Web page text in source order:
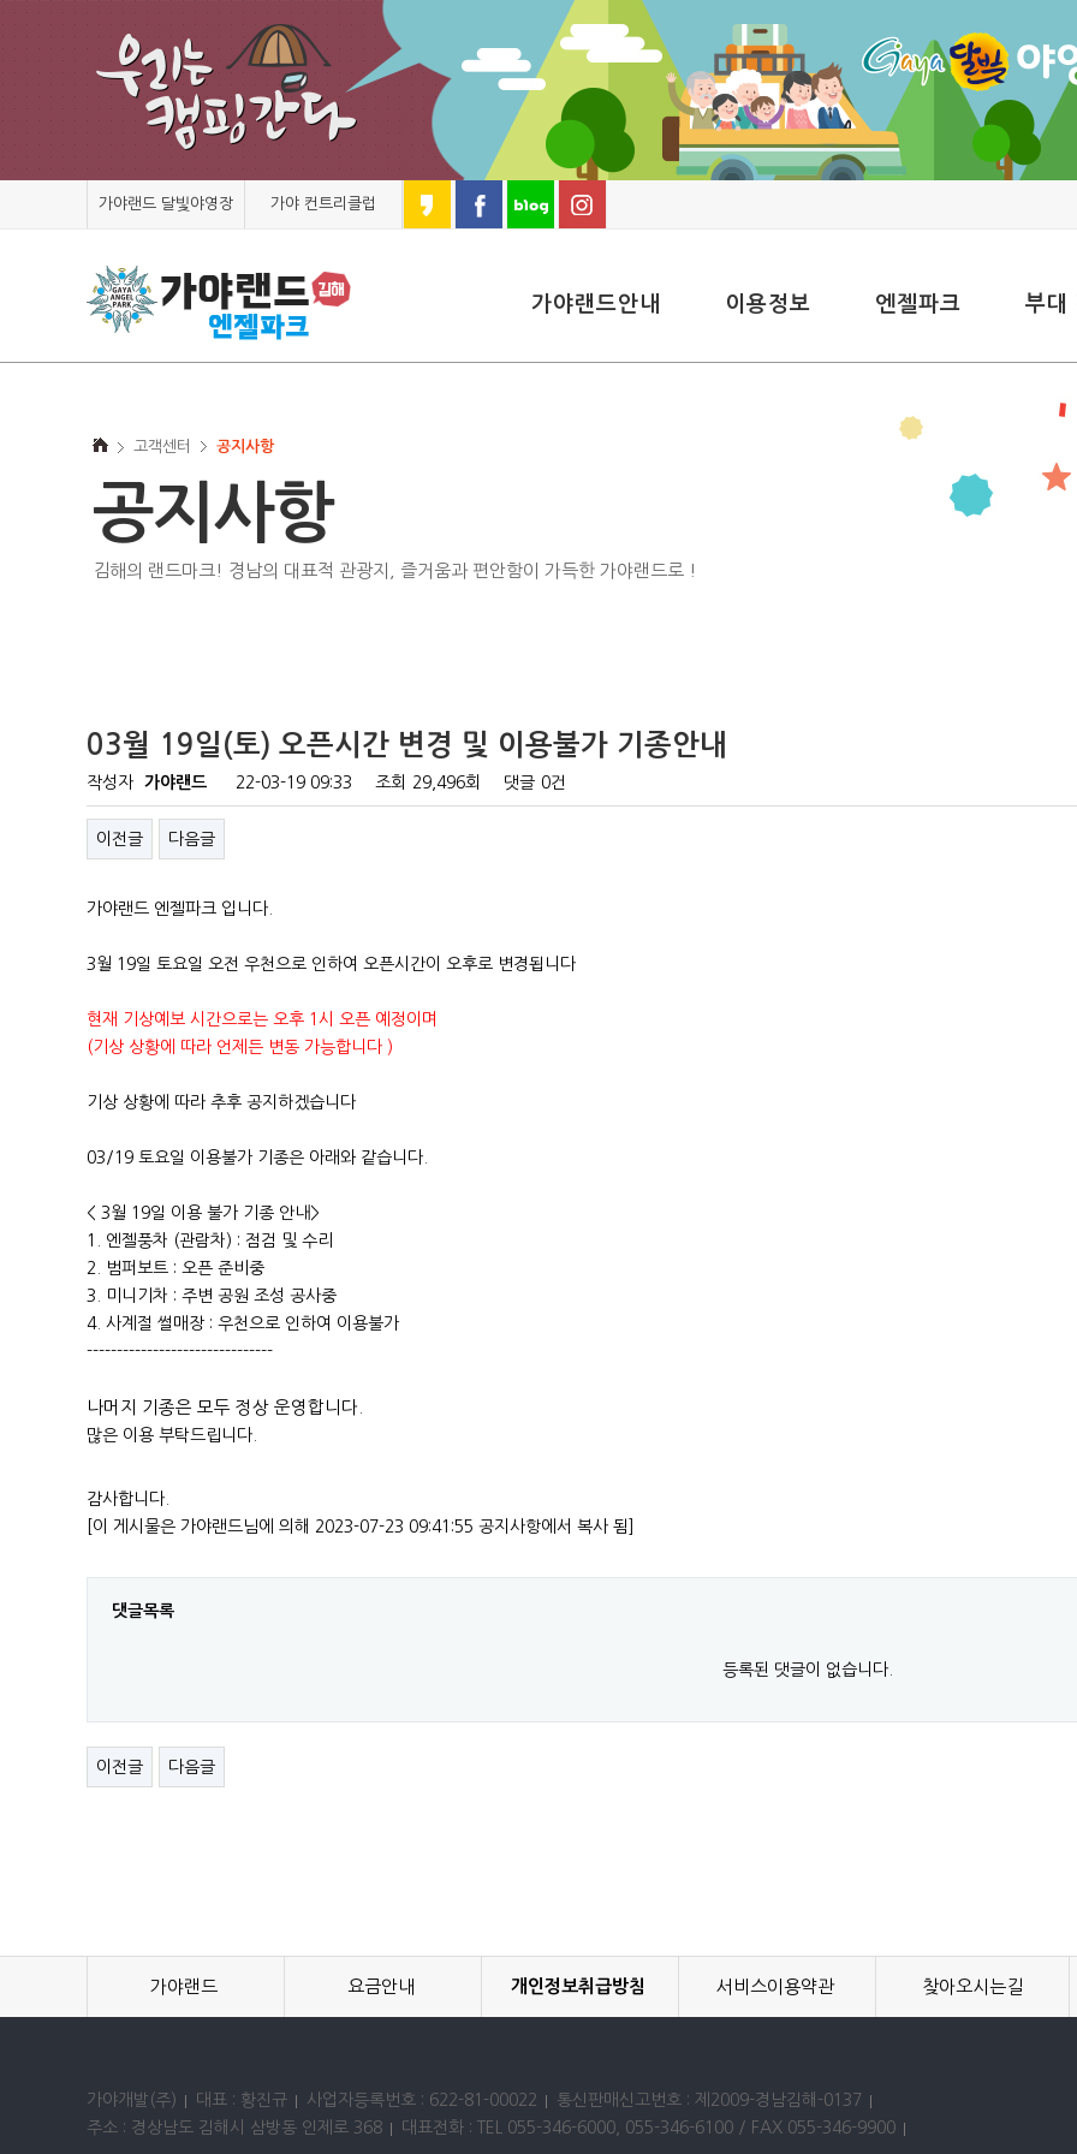
가야랜드 달빛야영장 가야 컨트리클럽
가야랜드안내 이용정보 엔젤파크 부대
고객센터 공지사항
공지사항
김해의 랜드마크! 경남의 대표적 관광지, 즐거움과 편안함이 가득한 가야랜드로 !
03월 19일(토) 오픈시간 변경 및 이용불가 기종안내
작성자 가야랜드 22-03-19 09:33 조회 29,496회 댓글 0건
이전글 다음글
가야랜드 엔젤파크 입니다.
3월 19일 토요일 오전 우천으로 인하여 오픈시간이 오후로 변경됩니다
현재 기상예보 시간으로는 오후 1시 오픈 예정이며
(기상 상황에 따라 언제든 변동 가능합니다 )
기상 상황에 따라 추후 공지하겠습니다
03/19 토요일 이용불가 기종은 아래와 같습니다.
< 3월 19일 이용 불가 기종 안내>
1. 엔젤풍차 (관람차) : 점검 및 수리
2. 범퍼보트 : 오픈 준비중
3. 미니기차 : 주변 공원 조성 공사중
4. 사계절 썰매장 : 우천으로 인하여 이용불가
-------------------------------
나머지 기종은 모두 정상 운영합니다.
많은 이용 부탁드립니다.
감사합니다.
[이 게시물은 가야랜드님에 의해 2023-07-23 09:41:55 공지사항에서 복사 됨]
댓글목록
등록된 댓글이 없습니다.
이전글 다음글
가야랜드 요금안내 개인정보취급방침 서비스이용약관 찾아오시는길
가야개발(주) 대표 : 황진규 사업자등록번호 : 622-81-00022
통신판매신고번호 : 제2009-경남김해-0137
주소 : 경상남도 김해시 삼방동 인제로 368
대표전화 : TEL 055-346-6000, 055-346-6100 / FAX 055-346-9900